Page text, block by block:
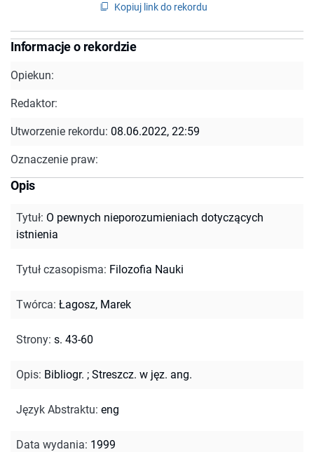
Kopiuj link do rekordu
Informacje o rekordzie
Opiekun:
Redaktor:
Utworzenie rekordu: 08.06.2022, 22:59
Oznaczenie praw:
Opis
Tytuł: O pewnych nieporozumieniach dotyczących
istnienia
Tytuł czasopisma: Filozofia Nauki
Twórca: Łagosz, Marek
Strony: s. 43-60
Opis: Bibliogr. ; Streszcz. w jęz. ang.
Język Abstraktu: eng
Data wydania: 1999